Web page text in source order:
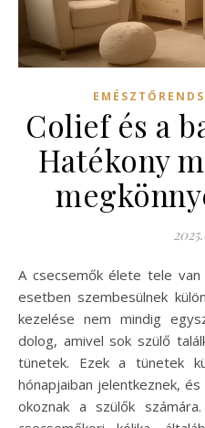
Colief és a
Hatékony
A csecsemők élete tele van kihívásokkal, és a szülők sok
esetben szembesülnek
kezelése nem mindig
dolog, amivel sok szülő
tünetek. Ezek a tünetek
hónapjaiban jelentkeznek,
okoznak a szülők